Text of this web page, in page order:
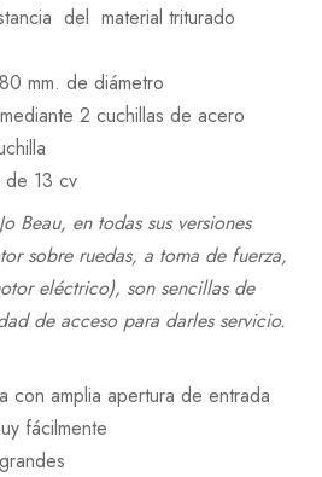
del material triturado
mm. de diámetro
2 cuchillas de acero
de 13 cv
Beau, en todas sus versiones
sobre ruedas, a toma de fuerza,
eléctrico), son sencillas de
de acceso para darles servicio.
con amplia apertura de entrada
fácilmente